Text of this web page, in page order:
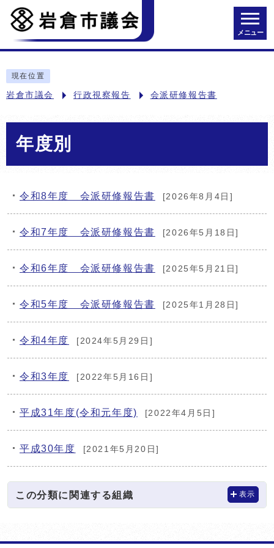
メニュー
現在位置
岩倉市議会 行政視察報告 会派研修報告書
年度別
メインメニュー
令和8年度 会派研修報告書 [2026年8月4日]
令和7年度 会派研修報告書 [2026年5月18日]
令和6年度 会派研修報告書 [2025年5月21日]
令和5年度 会派研修報告書 [2025年1月28日]
令和4年度 [2024年5月29日]
令和3年度 [2022年5月16日]
平成31年度(令和元年度) [2022年4月5日]
平成30年度 [2021年5月20日]
この分類に関連する組織 表示